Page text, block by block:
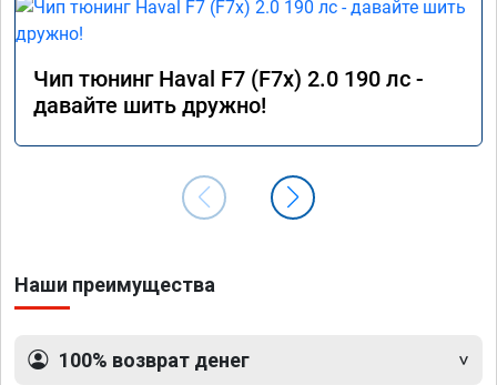
Чип тюнинг Haval F7 (F7x) 2.0 190 лс -
давайте шить дружно!
Наши преимущества
100% возврат денег